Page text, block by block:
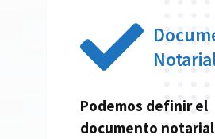
Podemos definir el
documento notarial